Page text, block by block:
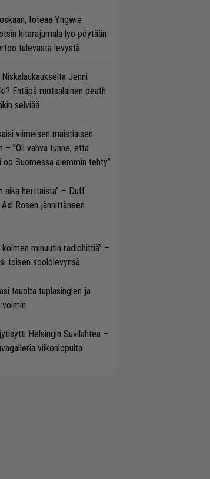
toteaa Yngwie
kitarajumala lyö pöytään
tulevasta levystä
Jenni
Entäpä ruotsalainen death
selviää
viimeisen maistiaisen
– ”Oli vahva tunne, että
oo Suomessa aiemmin tehty”
aika herttaista” – Duff
Rosen jännittäneen
minuutin radiohittiä” –
toisen soololevynsä
tauolta tuplasinglen ja
Helsingin Suvilahtea –
viikonlopulta